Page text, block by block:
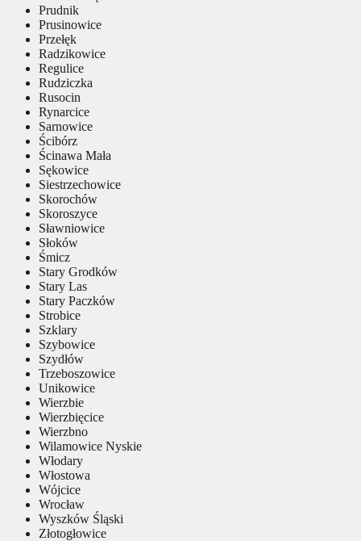
Prudnik
Prusinowice
Przełęk
Radzikowice
Regulice
Rudziczka
Rusocin
Rynarcice
Sarnowice
Ścibórz
Ścinawa Mała
Sękowice
Siestrzechowice
Skorochów
Skoroszyce
Sławniowice
Słoków
Śmicz
Stary Grodków
Stary Las
Stary Paczków
Strobice
Szklary
Szybowice
Szydłów
Trzeboszowice
Unikowice
Wierzbie
Wierzbięcice
Wierzbno
Wilamowice Nyskie
Włodary
Włostowa
Wójcice
Wrocław
Wyszków Śląski
Złotogłowice